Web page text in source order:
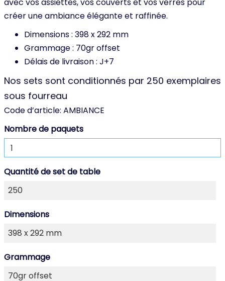
créer une ambiance élégante et raffinée.
Dimensions : 398 x 292 mm
Grammage : 70gr offset
Délais de livraison : J+7
Nos sets sont conditionnés par 250 exemplaires
sous fourreau
Code d’article: AMBIANCE
Nombre de paquets
Quantité de set de table
Dimensions
Grammage